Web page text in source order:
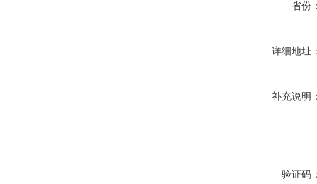
省份
详细地址
补充说明
验证码